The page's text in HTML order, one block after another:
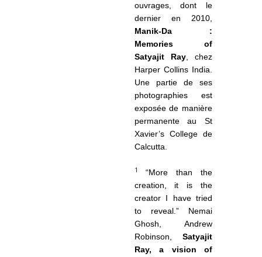
ouvrages, dont le
dernier en 2010,
Manik-Da :
Memories of
Satyajit Ray, chez
Harper Collins India.
Une partie de ses
photographies est
exposée de manière
permanente au St
Xavier’s College de
Calcutta.
1 “More than the
creation, it is the
creator I have tried
to reveal.” Nemai
Ghosh, Andrew
Robinson, Satyajit
Ray, a vision of